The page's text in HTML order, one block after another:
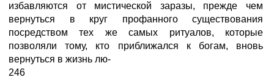
избавляются от мистической заразы, прежде чем
вернуться в круг профанного существования
посредством тех же самых ритуалов, которые
позволяли тому, кто приближался к богам, вновь
вернуться в жизнь лю-
246